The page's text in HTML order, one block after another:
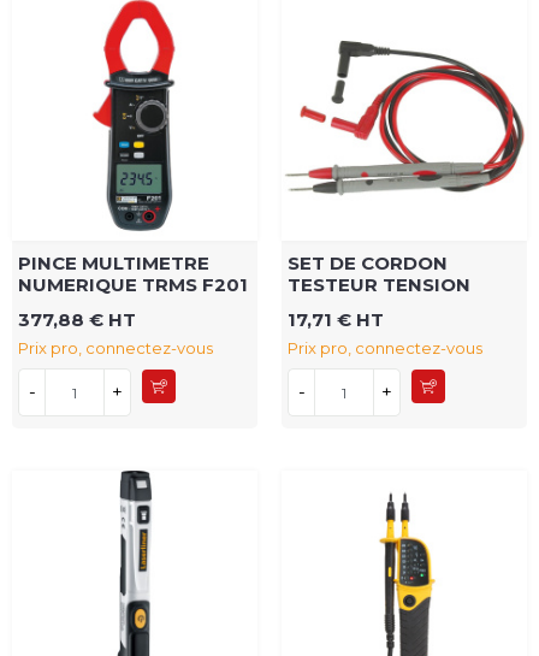
PINCE MULTIMETRE
NUMERIQUE TRMS F201
377,88 € HT
Prix pro, connectez-vous
- +
SET DE CORDON
TESTEUR TENSION
17,71 € HT
Prix pro, connectez-vous
- +